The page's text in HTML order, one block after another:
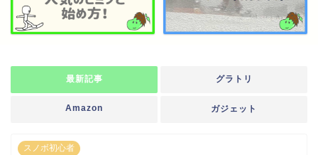
最新記事 グラトリ
Amazon ガジェット
スノボ初心者